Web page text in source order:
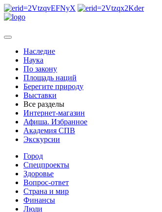
Наследие
Наука
По закону
Площадь наций
Берегите природу
Выставки
Все разделы
Интернет-магазин
Афиша. Избранное
Академия СПВ
Экскурсии
Город
Спецпроекты
Здоровье
Вопрос-ответ
Страна и мир
Финансы
Люди